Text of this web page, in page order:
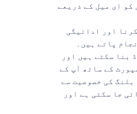
کو ای میل کے ذریعے
اور ادائیگی
پاتے ہیں۔
بنا سکتے ہیں اور
کے ساتھ آپ کے
کی خصوصیت سے
جا سکتی ہے اور